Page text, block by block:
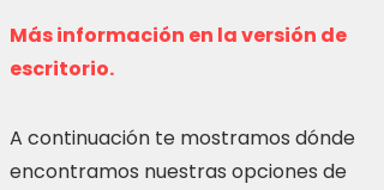
Más información en la versión de
escritorio.
A continuación te mostramos dónde
encontramos nuestras opciones de